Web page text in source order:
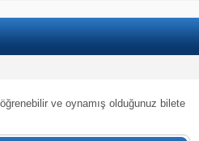
ve oynamış olduğunuz bilete